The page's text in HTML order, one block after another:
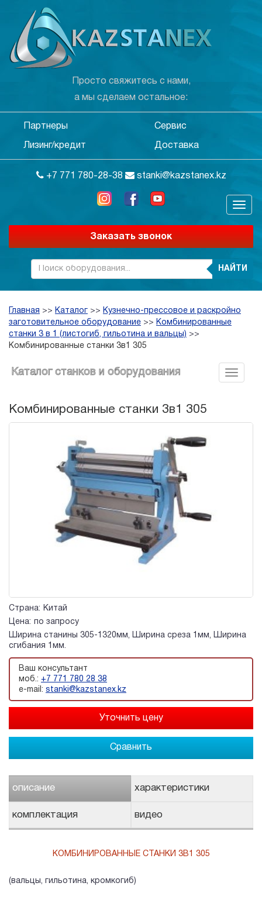
Просто свяжитесь с нами,
а мы сделаем остальное:
Партнеры Сервис
Лизинг/кредит Доставка
+7 771 780-28-38 stanki@kazstanex.kz
Заказать звонок
НАЙТИ
Главная >> Каталог >> Кузнечно-прессовое и раскройно
заготовительное оборудование >> Комбинированные
станки 3 в 1 (листогиб, гильотина и вальцы) >>
Комбинированные станки 3в1 305
Каталог станков и оборудования
Комбинированные станки 3в1 305
Страна:
Китай
Цена:
по запросу
Ширина станины 305-1320мм, Ширина среза 1мм, Ширина
сгибания 1мм.
Ваш консультант
моб.: +7 771 780 28 38
e-mail: stanki@kazstanex.kz
Сравнить
описание характеристики
комплектация видео
КОМБИНИРОВАННЫЕ СТАНКИ 3В1 305
(вальцы, гильотина, кромкогиб)